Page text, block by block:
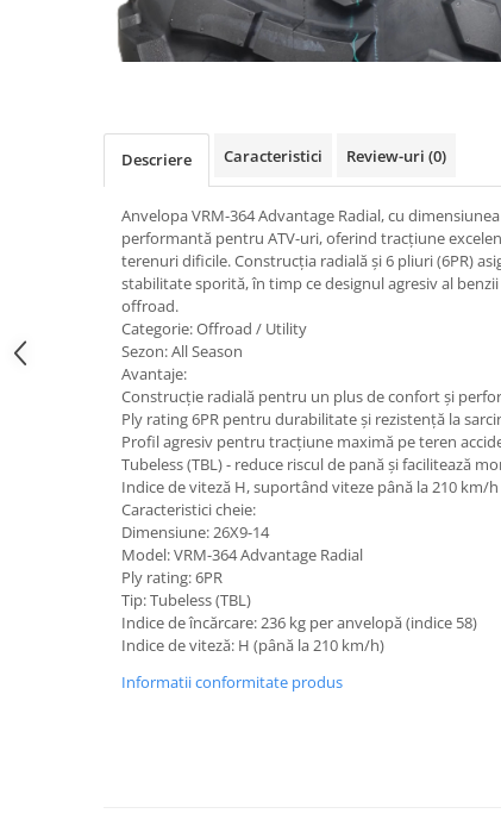
https://www.doctortrotineta.ro/cauciucuri-
https://www.doctortrotineta.ro/cauciucuri-
cauciucuri-bicicleta
Camere bicicleta
Cauciuc tubeless cu GEL antipană
Trotinete electrice
Biciclete Electrice
Anvelope moto
Camere moto
Anvelope ATV
Cauciucuri bicicleta
Anvelope și Camere Utilaje
https://www.doctortrotineta.ro/plata-
forceOriginalForEdit=1&preview=00681
Descriere Caracteristici Review-uri (0)
Anvelopa VRM-364 Advantage Radial, cu
performantă pentru ATV-uri, oferind tracțiune
terenuri dificile. Construcția radială și 6 pliuri (6PR)
stabilitate sporită, în timp ce designul agresiv al
offroad.
Categorie: Offroad / Utility
Sezon: All Season
Avantaje:
Construcție radială pentru un plus de confort și
Ply rating 6PR pentru durabilitate și rezistență la
Profil agresiv pentru tracțiune maximă pe teren
Tubeless (TBL) - reduce riscul de pană și facilitează
Indice de viteză H, suportând viteze până la 210 km/h
Caracteristici cheie:
Dimensiune: 26X9-14
Model: VRM-364 Advantage Radial
Ply rating: 6PR
Tip: Tubeless (TBL)
Indice de încărcare: 236 kg per anvelopă (indice 58)
Indice de viteză: H (până la 210 km/h)
Informatii conformitate produs